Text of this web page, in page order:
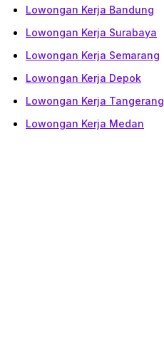
Lowongan Kerja Bandung
Lowongan Kerja Surabaya
Lowongan Kerja Semarang
Lowongan Kerja Depok
Lowongan Kerja Tangerang
Lowongan Kerja Medan